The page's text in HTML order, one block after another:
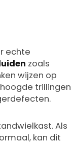
echte
zoals
wijzen op
trillingen
Als
kan dit